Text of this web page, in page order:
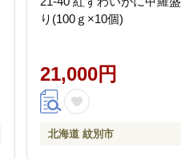
り(100ｇ×10個)
21,000円
北海道 紋別市